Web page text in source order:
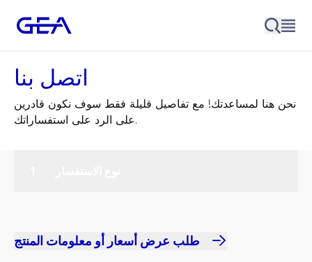
اتصل بنا
نحن هنا لمساعدتك! مع تفاصيل قليلة فقط سوف نكون قادرين
على الرد على استفساراتك.
طلب عرض أسعار أو معلومات المنتج